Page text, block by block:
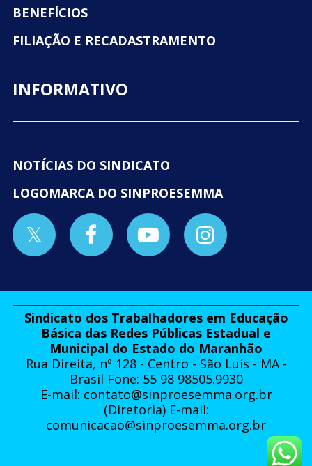
BENEFÍCIOS
FILIAÇÃO E RECADASTRAMENTO
INFORMATIVO
NOTÍCIAS DO SINDICATO
LOGOMARCA DO SINPROESEMMA
Sindicato dos Trabalhadores em Educação
Básica das Redes Públicas Estadual e
Municipal do Estado do Maranhão
Rua Direita, nº 128 - Centro - São Luís - MA -
Brasil Fone: 55 98 98505.9930
E-mail: contato@sinproesemma.org.br
(Diretoria) E-mail:
comunicacao@sinproesemma.org.br